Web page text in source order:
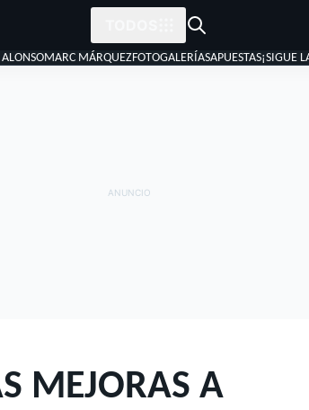
MARC MÁRQUEZFOTOGALERÍASAPUESTAS¡SIGUE
MEJORAS A